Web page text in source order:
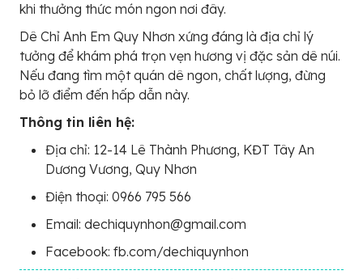
khi thưởng thức món ngon nơi đây.
Dê Chỉ Anh Em Quy Nhơn xứng đáng là địa chỉ lý
tưởng để khám phá trọn vẹn hương vị đặc sản dê núi.
Nếu đang tìm một quán dê ngon, chất lượng, đừng
bỏ lỡ điểm đến hấp dẫn này.
Thông tin liên hệ:
Địa chỉ: 12-14 Lê Thành Phương, KĐT Tây An
Dương Vương, Quy Nhơn
Điện thoại: 0966 795 566
Email: dechiquynhon@gmail.com
Facebook: fb.com/dechiquynhon